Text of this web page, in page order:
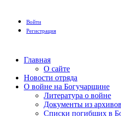
Войти
Регистрация
Главная
О сайте
Новости отряда
О войне на Богучарщине
Литература о войне
Документы из архивов
Списки погибших в